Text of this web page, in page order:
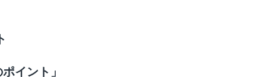
ント」